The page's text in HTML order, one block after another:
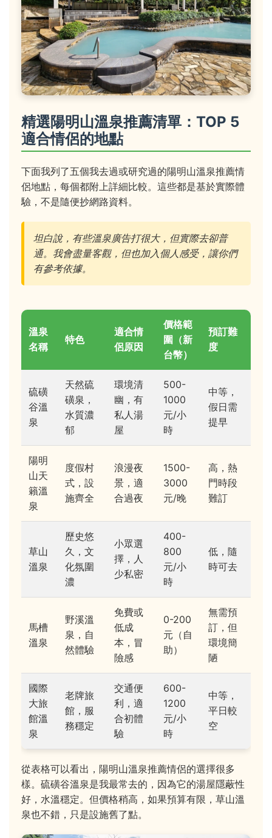
精選陽明山溫泉推薦清單：TOP 5
適合情侶的地點
下面我列了五個我去過或研究過的陽明山溫泉推薦情
侶地點，每個都附上詳細比較。這些都是基於實際體
驗，不是隨便抄網路資料。
坦白說，有些溫泉廣告打很大，但實際去卻普
通。我會盡量客觀，但也加入個人感受，讓你們
有參考依據。
溫泉
名稱
特色
適合情
侶原因
價格範
圍（新
台幣）
預訂難
度
硫磺
谷溫
泉
天然硫
磺泉，
水質濃
郁
環境清
幽，有
私人湯
屋
500-
1000
元/小
時
中等，
假日需
提早
陽明
山天
籟溫
泉
度假村
式，設
施齊全
浪漫夜
景，適
合過夜
1500-
3000
元/晚
高，熱
門時段
難訂
草山
溫泉
歷史悠
久，文
化氛圍
濃
小眾選
擇，人
少私密
400-
800
元/小
時
低，隨
時可去
馬槽
溫泉
野溪溫
泉，自
然體驗
免費或
低成
本，冒
險感
0-200
元（自
助）
無需預
訂，但
環境簡
陋
國際
大旅
館溫
泉
老牌旅
館，服
務穩定
交通便
利，適
合初體
驗
600-
1200
元/小
時
中等，
平日較
空
從表格可以看出，陽明山溫泉推薦情侶的選擇很多
樣。硫磺谷溫泉是我最常去的，因為它的湯屋隱蔽性
好，水溫穩定。但價格稍高，如果預算有限，草山溫
泉也不錯，只是設施舊了點。